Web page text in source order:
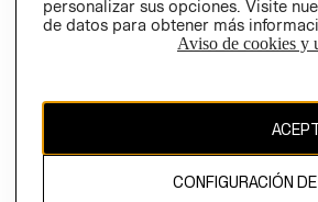
Uruguay ($U)
personalizar sus opciones. Visite
de datos para obtener más
Aviso de cookies y
CONFIGURACIÓN